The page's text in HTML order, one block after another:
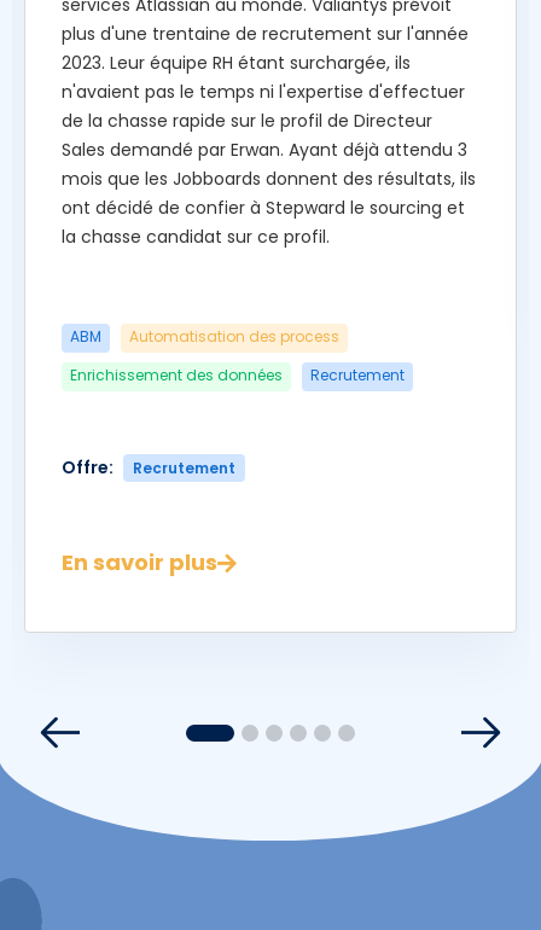
services Atlassian au monde. Valiantys prévoit
plus d'une trentaine de recrutement sur l'année
2023. Leur équipe RH étant surchargée, ils
n'avaient pas le temps ni l'expertise d'effectuer
de la chasse rapide sur le profil de Directeur
Sales demandé par Erwan. Ayant déjà attendu 3
mois que les Jobboards donnent des résultats, ils
ont décidé de confier à Stepward le sourcing et
la chasse candidat sur ce profil.
ABM Automatisation des process
Enrichissement des données
Recrutement
Offre: Recrutement
En savoir plus
2 3 4 5 6